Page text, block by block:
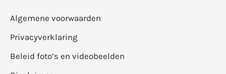
Algemene voorwaarden
Privacyverklaring
Beleid foto’s en videobeelden